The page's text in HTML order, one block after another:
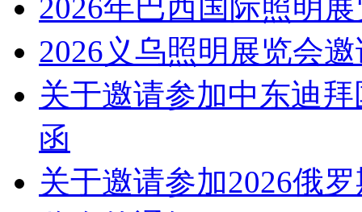
2026年巴西国际照明
2026义乌照明展览会
关于邀请参加中东迪
函
关于邀请参加2026俄